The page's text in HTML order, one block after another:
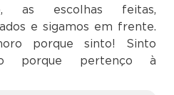
as escolhas feitas,
e sigamos em frente.
porque sinto! Sinto
porque pertenço à